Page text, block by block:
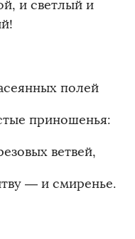
и светлый и
полей
приношенья:
ветвей,
— и смиренье.